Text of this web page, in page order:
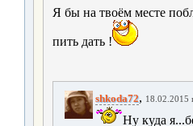
Я бы на твоём месте
пить дать !
shkoda72, 18.02.2015
Ну куда